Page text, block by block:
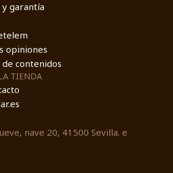
garantía
opiniones
de contenidos
TIENDA
nave 20, 41500 Sevilla. e